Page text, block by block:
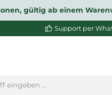
gültig ab einem
Support per